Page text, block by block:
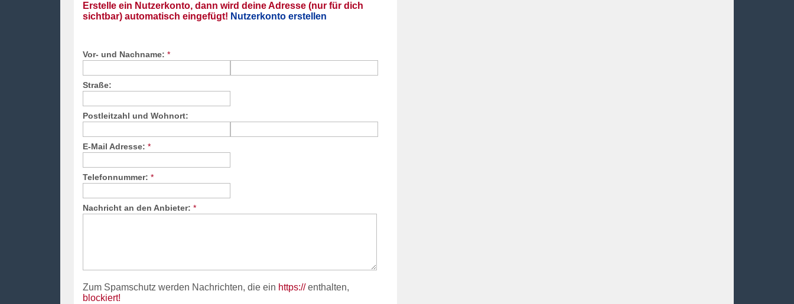
Erstelle ein Nutzerkonto, dann wird deine Adresse (nur für dich
sichtbar) automatisch eingefügt! Nutzerkonto erstellen
Vor- und Nachname: *
Straße:
Postleitzahl und Wohnort:
E-Mail Adresse: *
Telefonnummer: *
Nachricht an den Anbieter: *
Zum Spamschutz werden Nachrichten, die ein https://enthalten,
blockiert!